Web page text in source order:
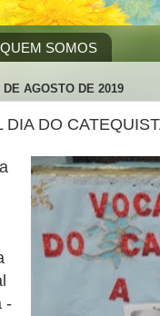
QUEM SOMOS
DE AGOSTO DE 2019
DIA DO
-